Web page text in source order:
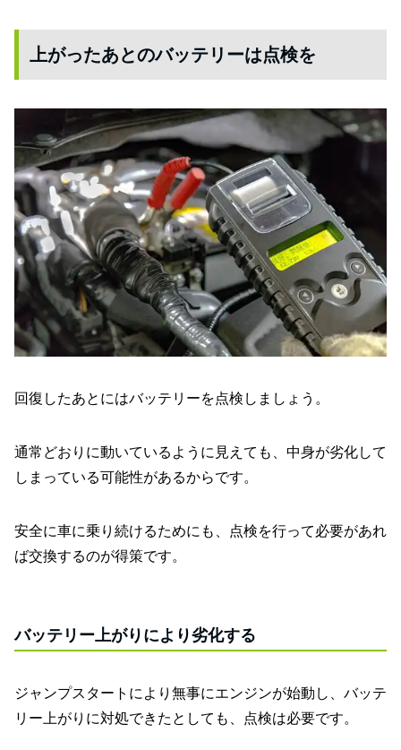
上がったあとのバッテリーは点検を
回復したあとにはバッテリーを点検しましょう。
通常どおりに動いているように見えても、中身が劣化して
しまっている可能性があるからです。
安全に車に乗り続けるためにも、点検を行って必要があれ
ば交換するのが得策です。
バッテリー上がりにより劣化する
ジャンプスタートにより無事にエンジンが始動し、バッテ
リー上がりに対処できたとしても、点検は必要です。